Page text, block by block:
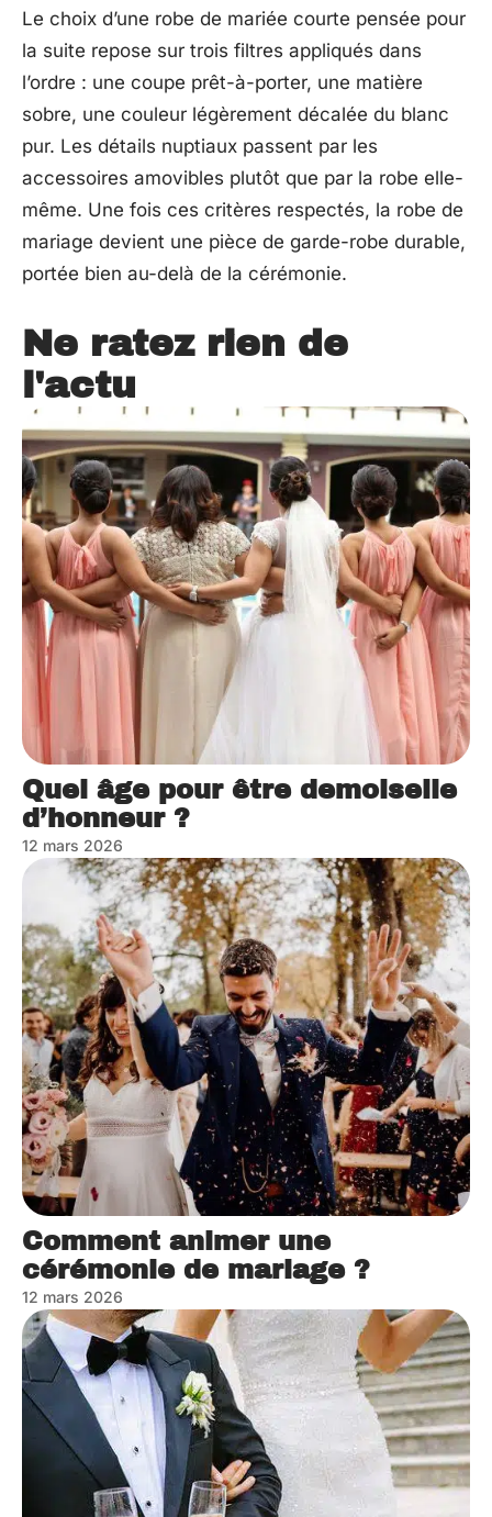
Le choix d’une robe de mariée courte pensée pour
la suite repose sur trois filtres appliqués dans
l’ordre : une coupe prêt-à-porter, une matière
sobre, une couleur légèrement décalée du blanc
pur. Les détails nuptiaux passent par les
accessoires amovibles plutôt que par la robe elle-
même. Une fois ces critères respectés, la robe de
mariage devient une pièce de garde-robe durable,
portée bien au-delà de la cérémonie.
Ne ratez rien de
l'actu
Quel âge pour être demoiselle
d’honneur ?
12 mars 2026
Comment animer une
cérémonie de mariage ?
12 mars 2026